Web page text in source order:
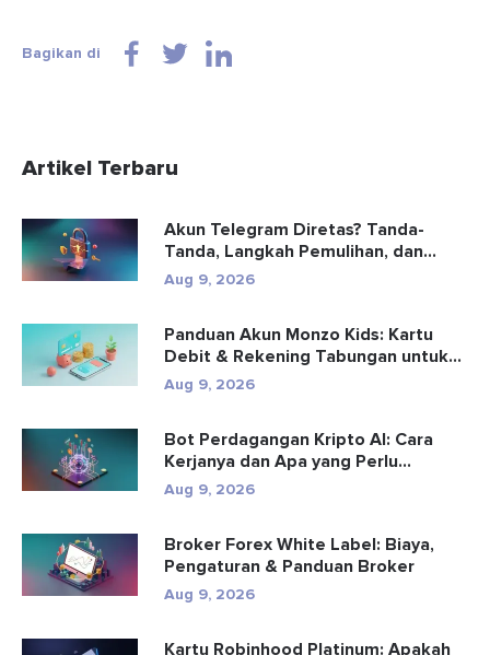
Bagikan di
Artikel Terbaru
Akun Telegram Diretas? Tanda-
Tanda, Langkah Pemulihan, dan
Pencega...
Aug 9, 2026
Panduan Akun Monzo Kids: Kartu
Debit & Rekening Tabungan untuk...
Aug 9, 2026
Bot Perdagangan Kripto AI: Cara
Kerjanya dan Apa yang Perlu
Diketa...
Aug 9, 2026
Broker Forex White Label: Biaya,
Pengaturan & Panduan Broker
Aug 9, 2026
Kartu Robinhood Platinum: Apakah